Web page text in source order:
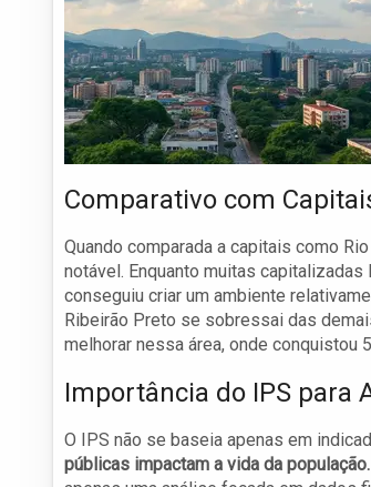
Comparativo com
Quando comparada a capitais como
notável. Enquanto muitas
conseguiu criar um ambiente
Ribeirão Preto se sobressai das
melhorar nessa área, onde conquistou
Importância do IPS para
O IPS não se baseia apenas em
públicas impactam a vida da população.